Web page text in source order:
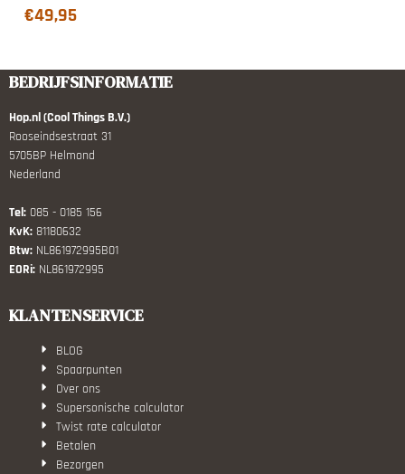
€49,95
BEDRIJFSINFORMATIE
Hop.nl (Cool Things B.V.)
Rooseindsestraat 31
5705BP Helmond
Nederland
Tel: 085 - 0185 156
KvK: 81180632
Btw: NL861972995B01
EORi: NL861972995
KLANTENSERVICE
BLOG
Spaarpunten
Over ons
Supersonische calculator
Twist rate calculator
Betalen
Bezorgen